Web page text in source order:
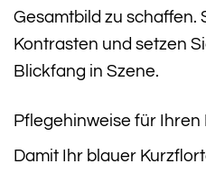
Gesamtbild zu schaffen.
Kontrasten und setzen
Blickfang in Szene.
Pflegehinweise für
Damit Ihr blauer